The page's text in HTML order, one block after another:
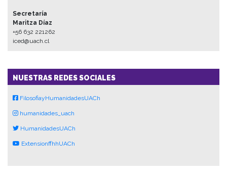
Secretaría
Maritza Díaz
+56 632 221262
iced@uach.cl
NUESTRAS REDES SOCIALES
FilosofiayHumanidadesUACh
humanidades_uach
HumanidadesUACh
ExtensionffhhUACh